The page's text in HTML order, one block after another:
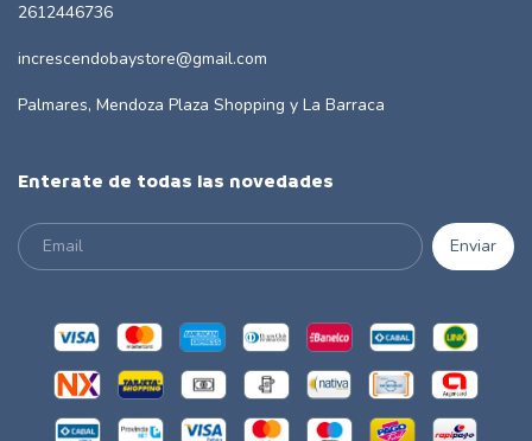
2612446736
increscendobaystore@gmail.com
Palmares, Mendoza Plaza Shopping y La Barraca
Enterate de todas las novedades